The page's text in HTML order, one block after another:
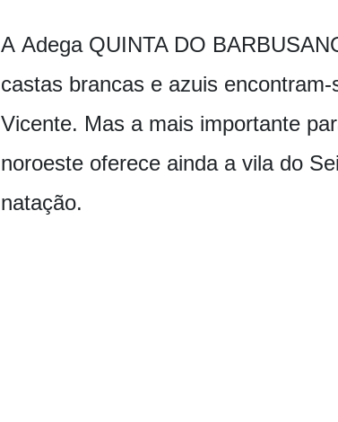
A Adega QUINTA DO
castas brancas e azuis
Vicente. Mas a mais importante
noroeste oferece ainda a vila do
natação.